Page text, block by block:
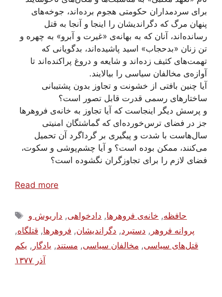
برای سردمداران حکومتی هجوم برده‌اند، جوخه‌های
پنهان مرگ که دگراندیشان را اینجا و آنجا به قتل
رسانده‌اند، آنان که به بهانه‌ی «غیرت و آبرو» به چهره و
تن زنان «بدحجاب» اسید پاشیده‌اند، بدگویانی که
تهمت‌های کثیف زده‌اند و شایعه و دروغ پراکنده‌اند تا
آوازه‌ی مخالفان سیاسی را بیالایند.
آیا چنین بافتی از خشونت و تجاوز بدون پشتیبانی
ساختارهای رسمی قدرت قابل تصور است؟
و پرسش دیگر اینجاست که آیا تجاوز به خانه‌ی فروهرها
جز در فضای ترس‌خورده‌ای که گماشتگان امنیتی
سال‌هاست با شدت و پیگیری بر گرداگرد آن تحمیل
می‌کنند، ممکن بوده است؟ و آیا چشم‌پوشی و سکوت،
فضای لازم را برای تجاوزگران نگشوده است؟
Read more
Tags حافظه, خانه‌ی فروهرها, دادخواهی, داریوش و
پروانه فروهر , دستبرد, دگراندیشان, فروهرها, قتلگاه,
قتل‌های سیاسی, مخالفان سیاسی, مستند, یادگار , یکم
آذر ۱۳۷۷